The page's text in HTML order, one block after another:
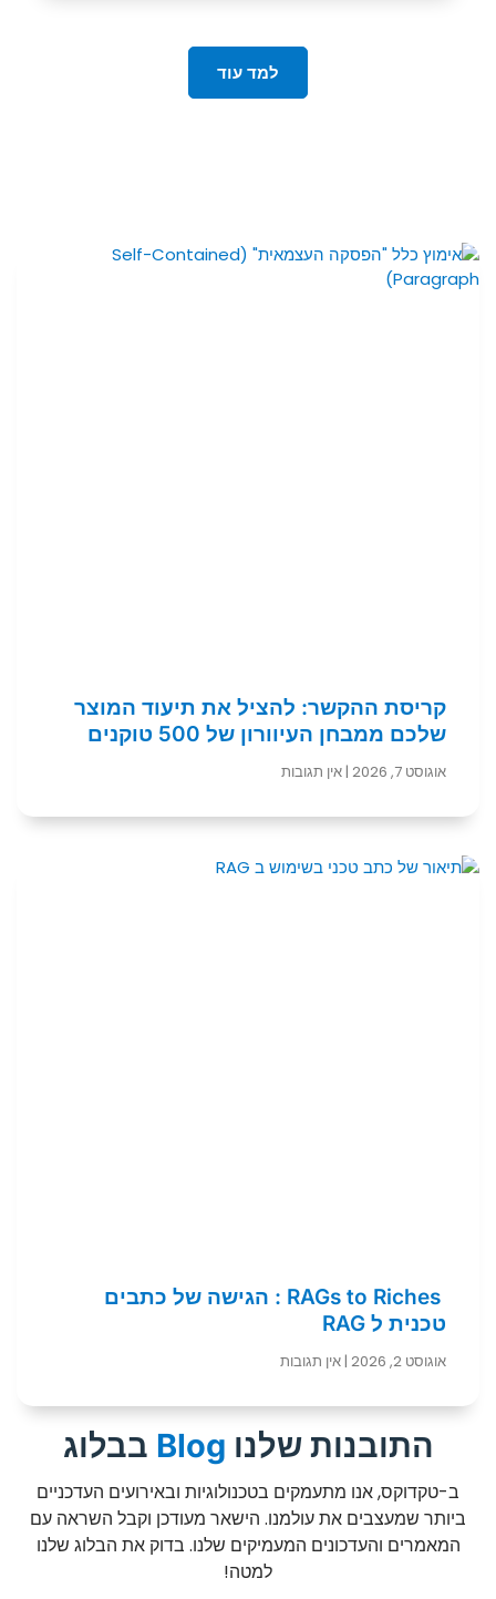
למד עוד
קריסת ההקשר: להציל את תיעוד המוצר
שלכם ממבחן העיוורון של 500 טוקנים
אוגוסט 7, 2026 אין תגובות
RAGs to Riches : הגישה של כתבים
טכנית ל RAG
אוגוסט 2, 2026 אין תגובות
התובנות שלנוBlogבבלוג
ב-טקדוקס, אנו מתעמקים בטכנולוגיות ובאירועים העדכניים
ביותר שמעצבים את עולמנו. הישאר מעודכן וקבל השראה עם
המאמרים והעדכונים המעמיקים שלנו. בדוק את הבלוג שלנו
למטה!